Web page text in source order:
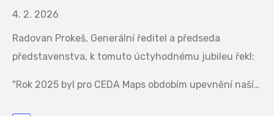
4. 2. 2026
Radovan Prokeš, Generální ředitel a předseda
představenstva, k tomuto úctyhodnému jubileu řekl:
"Rok 2025 byl pro CEDA Maps obdobím upevnění naší…